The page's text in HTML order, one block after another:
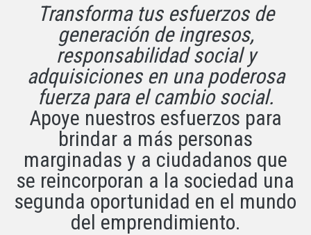
Transforma tus esfuerzos de
generación de ingresos,
responsabilidad social y
adquisiciones en una poderosa
fuerza para el cambio social.
Apoye nuestros esfuerzos para
brindar a más personas
marginadas y a ciudadanos que
se reincorporan a la sociedad una
segunda oportunidad en el mundo
del emprendimiento.